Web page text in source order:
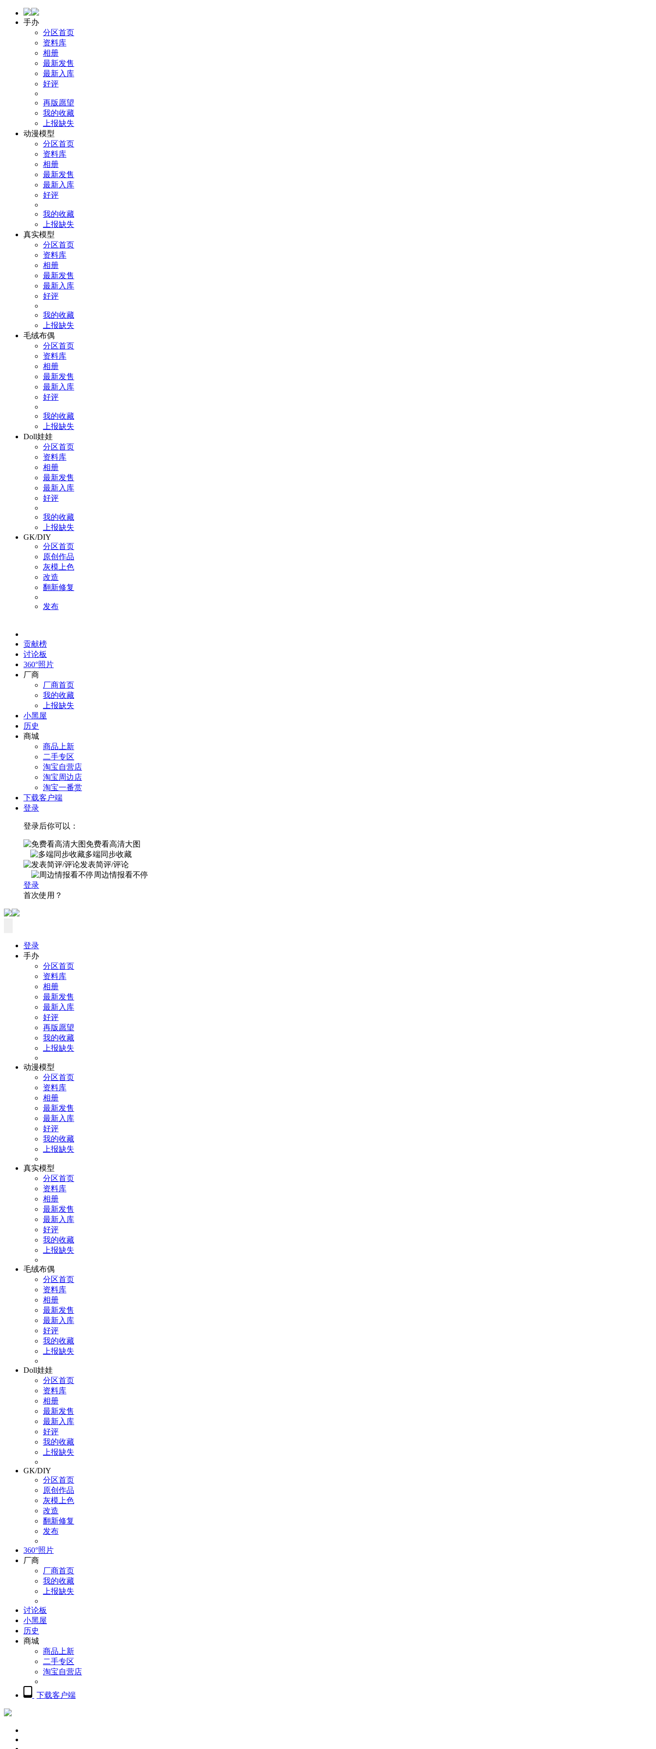
手办
分区首页
资料库
相册
最新发售
最新入库
好评
再版愿望
我的收藏
上报缺失
动漫模型
分区首页
资料库
相册
最新发售
最新入库
好评
我的收藏
上报缺失
真实模型
分区首页
资料库
相册
最新发售
最新入库
好评
我的收藏
上报缺失
毛绒布偶
分区首页
资料库
相册
最新发售
最新入库
好评
我的收藏
上报缺失
Doll娃娃
分区首页
资料库
相册
最新发售
最新入库
好评
我的收藏
上报缺失
GK/DIY
分区首页
原创作品
灰模上色
改造
翻新修复
发布
贡献榜
讨论板
360°照片
厂商
厂商首页
我的收藏
上报缺失
小黑屋
历史
商城
商品上新
二手专区
淘宝自营店
淘宝周边店
淘宝一番赏
下载客户端
登录
登录后你可以：
免费看高清大图
多端同步收藏
发表简评/评论
周边情报看不停
登录
首次使用？
登录
手办
分区首页
资料库
相册
最新发售
最新入库
好评
再版愿望
我的收藏
上报缺失
动漫模型
分区首页
资料库
相册
最新发售
最新入库
好评
我的收藏
上报缺失
真实模型
分区首页
资料库
相册
最新发售
最新入库
好评
我的收藏
上报缺失
毛绒布偶
分区首页
资料库
相册
最新发售
最新入库
好评
我的收藏
上报缺失
Doll娃娃
分区首页
资料库
相册
最新发售
最新入库
好评
我的收藏
上报缺失
GK/DIY
分区首页
原创作品
灰模上色
改造
翻新修复
发布
360°照片
厂商
厂商首页
我的收藏
上报缺失
讨论板
小黑屋
历史
商城
商品上新
二手专区
淘宝自营店
下载客户端